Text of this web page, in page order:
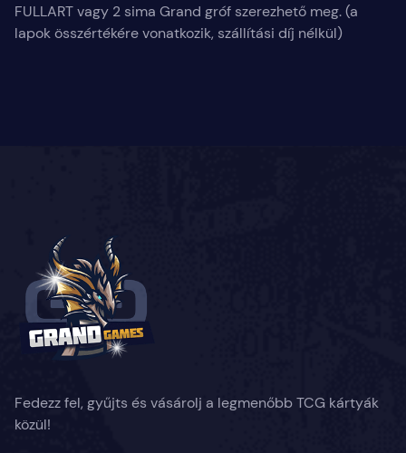
FULLART vagy 2 sima Grand gróf szerezhető meg. (a
lapok összértékére vonatkozik, szállítási díj nélkül)
Fedezz fel, gyűjts és vásárolj a legmenőbb TCG kártyák
közül!